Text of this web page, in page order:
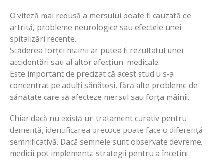
O viteză mai redusă a mersului poate fi cauzată de
artrită, probleme neurologice sau efectele unei
spitalizări recente.
Scăderea forței mâinii ar putea fi rezultatul unei
accidentări sau al altor afecțiuni medicale.
Este important de precizat că acest studiu s-a
concentrat pe adulți sănătoși, fără alte probleme de
sănătate care să afecteze mersul sau forța mâinii.
Chiar dacă nu există un tratament curativ pentru
demență, identificarea precoce poate face o diferență
semnificativă. Dacă semnele sunt observate devreme,
medicii pot implementa strategii pentru a încetini